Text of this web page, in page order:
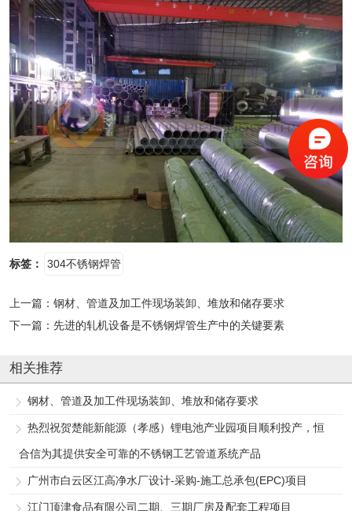
标签： 304不锈钢焊管
上一篇： 钢材、管道及加工件现场装卸、堆放和储存要求
下一篇： 先进的轧机设备是不锈钢焊管生产中的关键要素
相关推荐
钢材、管道及加工件现场装卸、堆放和储存要求
热烈祝贺楚能新能源（孝感）锂电池产业园项目顺利投产，恒
合信为其提供安全可靠的不锈钢工艺管道系统产品
广州市白云区江高净水厂设计-采购-施工总承包(EPC)项目
江门顶津食品有限公司二期、三期厂房及配套工程项目